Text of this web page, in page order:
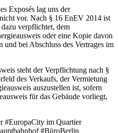
Exposés lag uns der
vor. Nach § 16 EnEV 2014 ist
verpflichtet, dem
oder eine Kopie davon
bei Abschluss des Vertrages im
steht der Verpflichtung nach §
des Verkaufs, der Vermietung
auszustellen ist, sofern
für das Gebäude vorliegt,
#EuropaCity im Quartier
#BüroBerlin